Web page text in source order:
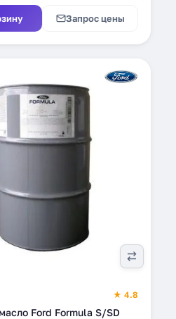
Запрос цены
★ 4.8
Ford Formula S/SD